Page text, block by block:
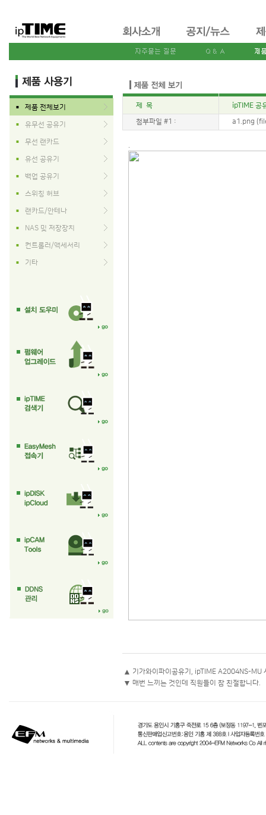
■ 제품 전체보기
■ 유무선 공유기
■ 무선 랜카드
■ 유선 공유기
■ 백업 공유기
■ 스위칭 허브
■ 랜카드/안테나
■ NAS 및 저장장치
■ 컨트롤러/액세서리
■ 기타
제 목 ipTIME 공
첨부파일 #1 : a1.png
.
▲ 기가와이파이공유기, ipTIME A2004NS-MU
▼ 매번 느끼는 것인데 직원들이 참 친절합니다.